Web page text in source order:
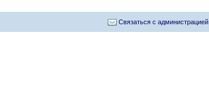
Связаться с администрацией